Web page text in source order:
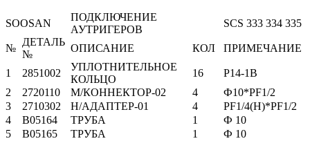
SOOSAN
ПОДКЛЮЧЕНИЕ
АУТРИГЕРОВ
SCS 333 334 335
№
ДЕТАЛЬ
№
ОПИСАНИЕ КОЛ ПРИМЕЧАНИЕ
1 2851002
УПЛОТНИТЕЛЬНОЕ
КОЛЬЦО
16
P14-1B
2
2720110 M/КОННЕКТОР-02 4
Ф10*PF1/2
3
2710302 H/АДАПТЕР-01 4
PF1/4(H)*PF1/2
4
B05164 ТРУБА 1
Ф 10
5
B05165 ТРУБА 1
Ф 10